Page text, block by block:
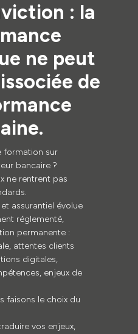
: la
ne peut
de
formation sur
bancaire ?
ne rentrent pas
assurantiel évolue
réglementé,
permanente :
attentes clients
digitales,
enjeux de
faisons le choix du
vos enjeux,